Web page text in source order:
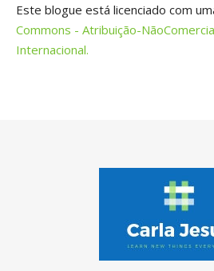
Este blogue está licenciado com
Commons - Atribuição-
Internacional.